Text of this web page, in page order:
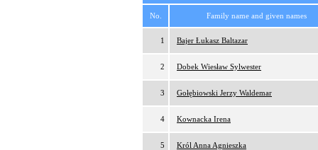
No. Family name and given names
1 Bajer Łukasz Baltazar
2 Dobek Wiesław Sylwester
3 Gołębiowski Jerzy Waldemar
4 Kownacka Irena
5 Król Anna Agnieszka